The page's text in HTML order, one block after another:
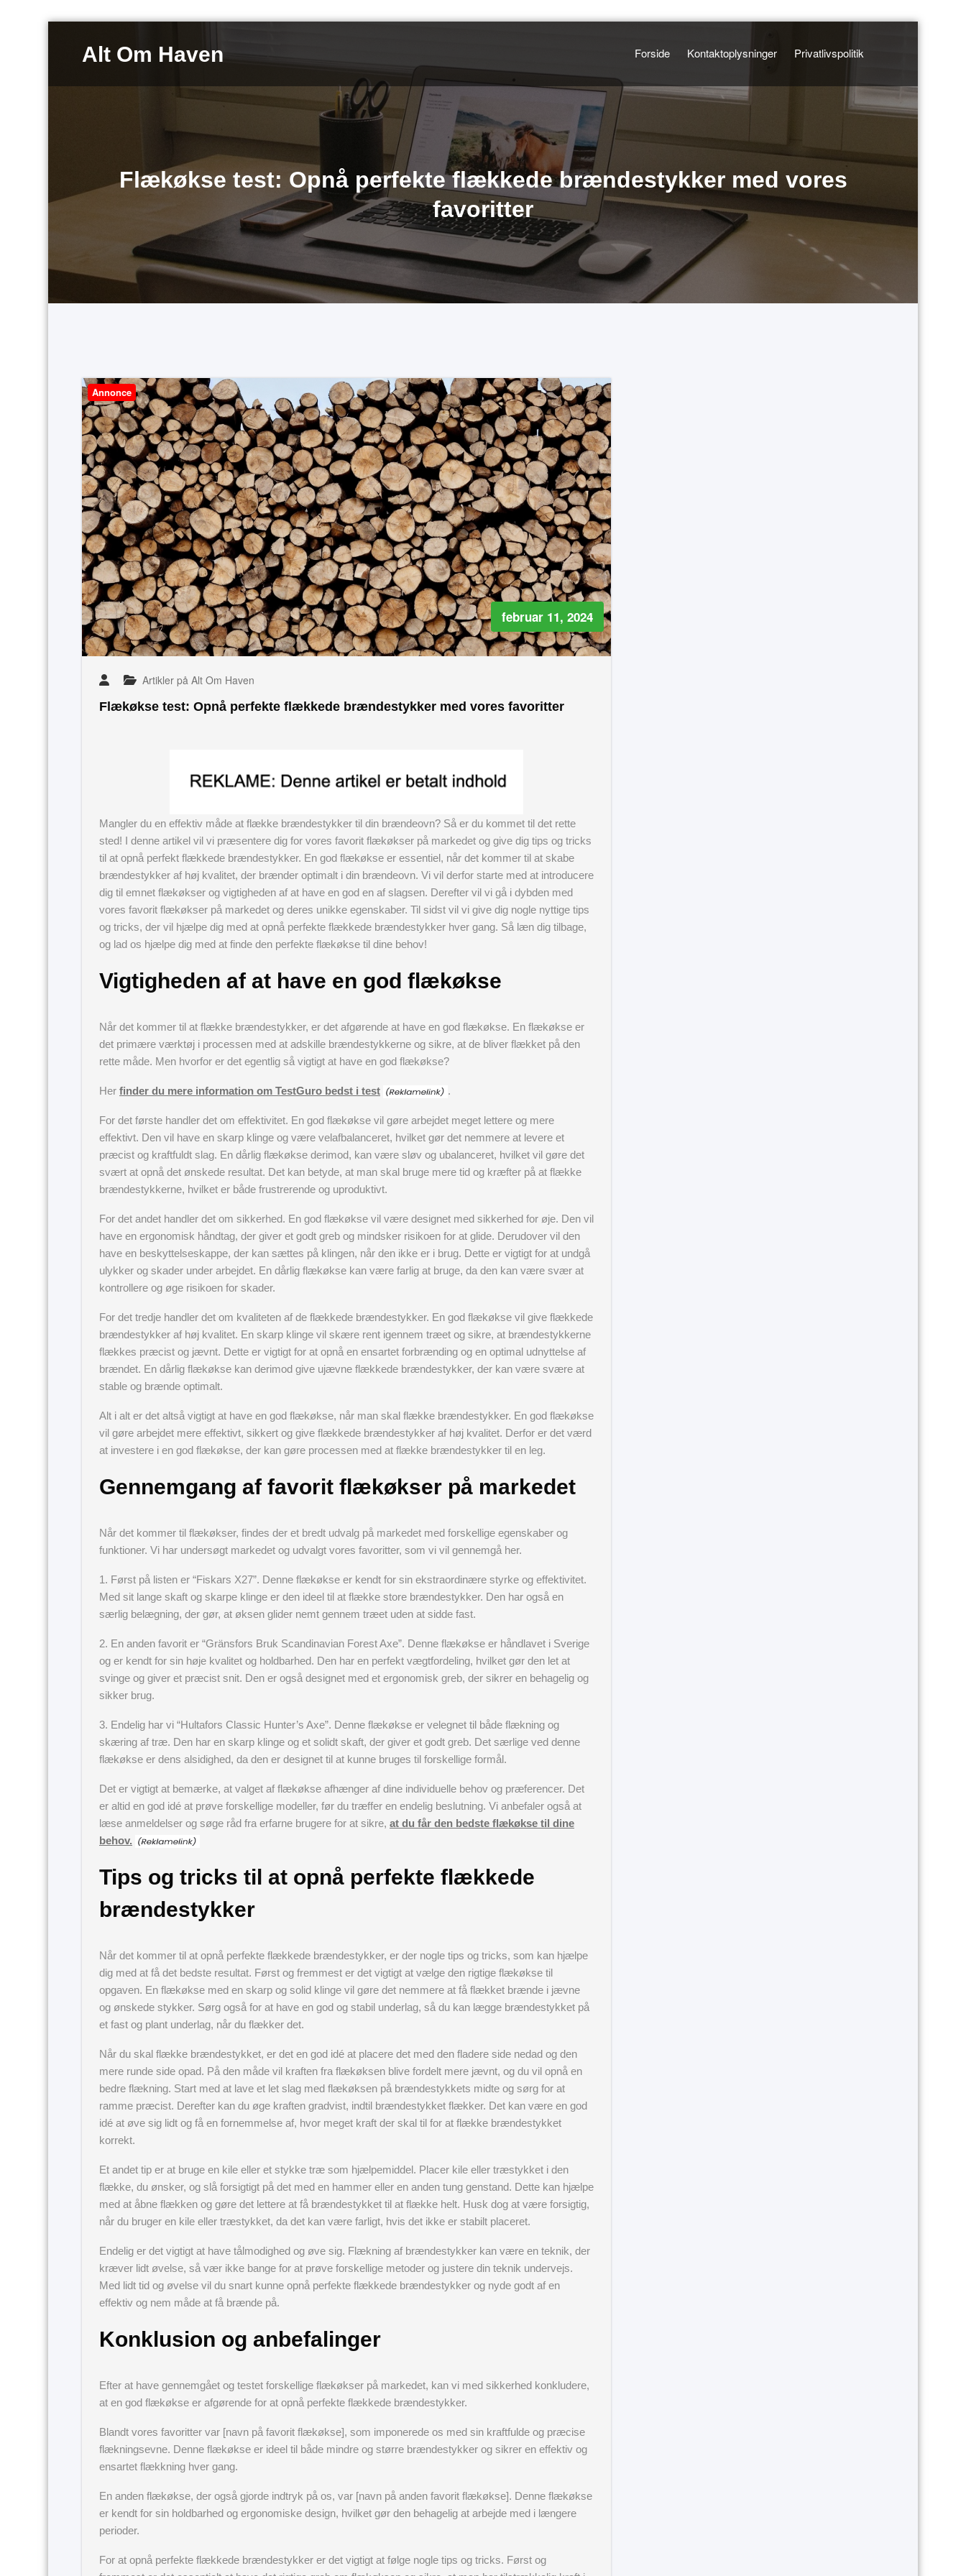
indholdAlt Om Haven Forside Kontaktoplysninger Privatlivspolitik
Flækøkse test: Opnå perfekte flækkede brændestykker med vores
favoritter
Annonce
februar 11, 2024
Artikler på Alt Om Haven
Flækøkse test: Opnå perfekte flækkede brændestykker med vores favoritter
Mangler du en effektiv måde at flække brændestykker til din brændeovn? Så er du kommet til det rette
sted! I denne artikel vil vi præsentere dig for vores favorit flækøkser på markedet og give dig tips og tricks
til at opnå perfekt flækkede brændestykker. En god flækøkse er essentiel, når det kommer til at skabe
brændestykker af høj kvalitet, der brænder optimalt i din brændeovn. Vi vil derfor starte med at introducere
dig til emnet flækøkser og vigtigheden af at have en god en af slagsen. Derefter vil vi gå i dybden med
vores favorit flækøkser på markedet og deres unikke egenskaber. Til sidst vil vi give dig nogle nyttige tips
og tricks, der vil hjælpe dig med at opnå perfekte flækkede brændestykker hver gang. Så læn dig tilbage,
og lad os hjælpe dig med at finde den perfekte flækøkse til dine behov!
Vigtigheden af at have en god flækøkse
Når det kommer til at flække brændestykker, er det afgørende at have en god flækøkse. En flækøkse er
det primære værktøj i processen med at adskille brændestykkerne og sikre, at de bliver flækket på den
rette måde. Men hvorfor er det egentlig så vigtigt at have en god flækøkse?
Her finder du mere information om TestGuro bedst i test .
For det første handler det om effektivitet. En god flækøkse vil gøre arbejdet meget lettere og mere
effektivt. Den vil have en skarp klinge og være velafbalanceret, hvilket gør det nemmere at levere et
præcist og kraftfuldt slag. En dårlig flækøkse derimod, kan være sløv og ubalanceret, hvilket vil gøre det
svært at opnå det ønskede resultat. Det kan betyde, at man skal bruge mere tid og kræfter på at flække
brændestykkerne, hvilket er både frustrerende og uproduktivt.
For det andet handler det om sikkerhed. En god flækøkse vil være designet med sikkerhed for øje. Den vil
have en ergonomisk håndtag, der giver et godt greb og mindsker risikoen for at glide. Derudover vil den
have en beskyttelseskappe, der kan sættes på klingen, når den ikke er i brug. Dette er vigtigt for at undgå
ulykker og skader under arbejdet. En dårlig flækøkse kan være farlig at bruge, da den kan være svær at
kontrollere og øge risikoen for skader.
For det tredje handler det om kvaliteten af de flækkede brændestykker. En god flækøkse vil give flækkede
brændestykker af høj kvalitet. En skarp klinge vil skære rent igennem træet og sikre, at brændestykkerne
flækkes præcist og jævnt. Dette er vigtigt for at opnå en ensartet forbrænding og en optimal udnyttelse af
brændet. En dårlig flækøkse kan derimod give ujævne flækkede brændestykker, der kan være svære at
stable og brænde optimalt.
Alt i alt er det altså vigtigt at have en god flækøkse, når man skal flække brændestykker. En god flækøkse
vil gøre arbejdet mere effektivt, sikkert og give flækkede brændestykker af høj kvalitet. Derfor er det værd
at investere i en god flækøkse, der kan gøre processen med at flække brændestykker til en leg.
Gennemgang af favorit flækøkser på markedet
Når det kommer til flækøkser, findes der et bredt udvalg på markedet med forskellige egenskaber og
funktioner. Vi har undersøgt markedet og udvalgt vores favoritter, som vi vil gennemgå her.
1. Først på listen er “Fiskars X27”. Denne flækøkse er kendt for sin ekstraordinære styrke og effektivitet.
Med sit lange skaft og skarpe klinge er den ideel til at flække store brændestykker. Den har også en
særlig belægning, der gør, at øksen glider nemt gennem træet uden at sidde fast.
2. En anden favorit er “Gränsfors Bruk Scandinavian Forest Axe”. Denne flækøkse er håndlavet i Sverige
og er kendt for sin høje kvalitet og holdbarhed. Den har en perfekt vægtfordeling, hvilket gør den let at
svinge og giver et præcist snit. Den er også designet med et ergonomisk greb, der sikrer en behagelig og
sikker brug.
3. Endelig har vi “Hultafors Classic Hunter’s Axe”. Denne flækøkse er velegnet til både flækning og
skæring af træ. Den har en skarp klinge og et solidt skaft, der giver et godt greb. Det særlige ved denne
flækøkse er dens alsidighed, da den er designet til at kunne bruges til forskellige formål.
Det er vigtigt at bemærke, at valget af flækøkse afhænger af dine individuelle behov og præferencer. Det
er altid en god idé at prøve forskellige modeller, før du træffer en endelig beslutning. Vi anbefaler også at
læse anmeldelser og søge råd fra erfarne brugere for at sikre, at du får den bedste flækøkse til dine
behov.
Tips og tricks til at opnå perfekte flækkede
brændestykker
Når det kommer til at opnå perfekte flækkede brændestykker, er der nogle tips og tricks, som kan hjælpe
dig med at få det bedste resultat. Først og fremmest er det vigtigt at vælge den rigtige flækøkse til
opgaven. En flækøkse med en skarp og solid klinge vil gøre det nemmere at få flækket brænde i jævne
og ønskede stykker. Sørg også for at have en god og stabil underlag, så du kan lægge brændestykket på
et fast og plant underlag, når du flækker det.
Når du skal flække brændestykket, er det en god idé at placere det med den fladere side nedad og den
mere runde side opad. På den måde vil kraften fra flækøksen blive fordelt mere jævnt, og du vil opnå en
bedre flækning. Start med at lave et let slag med flækøksen på brændestykkets midte og sørg for at
ramme præcist. Derefter kan du øge kraften gradvist, indtil brændestykket flækker. Det kan være en god
idé at øve sig lidt og få en fornemmelse af, hvor meget kraft der skal til for at flække brændestykket
korrekt.
Et andet tip er at bruge en kile eller et stykke træ som hjælpemiddel. Placer kile eller træstykket i den
flække, du ønsker, og slå forsigtigt på det med en hammer eller en anden tung genstand. Dette kan hjælpe
med at åbne flækken og gøre det lettere at få brændestykket til at flække helt. Husk dog at være forsigtig,
når du bruger en kile eller træstykket, da det kan være farligt, hvis det ikke er stabilt placeret.
Endelig er det vigtigt at have tålmodighed og øve sig. Flækning af brændestykker kan være en teknik, der
kræver lidt øvelse, så vær ikke bange for at prøve forskellige metoder og justere din teknik undervejs.
Med lidt tid og øvelse vil du snart kunne opnå perfekte flækkede brændestykker og nyde godt af en
effektiv og nem måde at få brænde på.
Konklusion og anbefalinger
Efter at have gennemgået og testet forskellige flækøkser på markedet, kan vi med sikkerhed konkludere,
at en god flækøkse er afgørende for at opnå perfekte flækkede brændestykker.
Blandt vores favoritter var [navn på favorit flækøkse], som imponerede os med sin kraftfulde og præcise
flækningsevne. Denne flækøkse er ideel til både mindre og større brændestykker og sikrer en effektiv og
ensartet flækkning hver gang.
En anden flækøkse, der også gjorde indtryk på os, var [navn på anden favorit flækøkse]. Denne flækøkse
er kendt for sin holdbarhed og ergonomiske design, hvilket gør den behagelig at arbejde med i længere
perioder.
For at opnå perfekte flækkede brændestykker er det vigtigt at følge nogle tips og tricks. Først og